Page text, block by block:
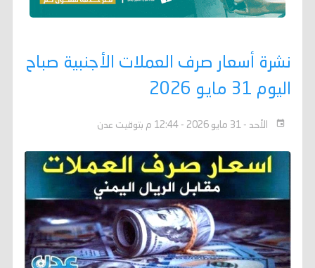
نشرة أسعار صرف العملات الأجنبية صباح
اليوم 31 مايو 2026
الأحد - 31 مايو 2026 - 12:44 م بتوقيت عدن